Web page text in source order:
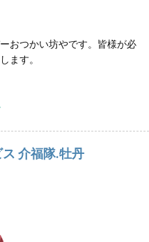
おつかい坊やです。皆様が必
ます。
介福隊.牡丹